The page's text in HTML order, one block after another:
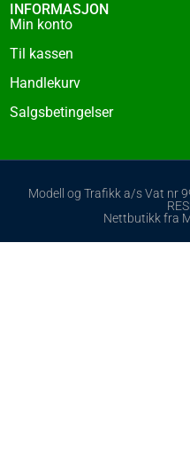
INFORMASJON
Min konto
Til kassen
Handlekurv
Salgsbetingelser
Modell og Trafikk a/s Vat nr
Nettbutikk fra